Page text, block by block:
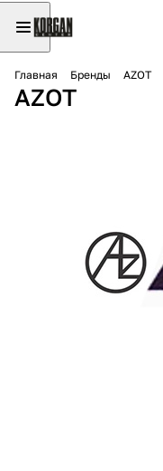
Главная Бренды AZOT
AZOT